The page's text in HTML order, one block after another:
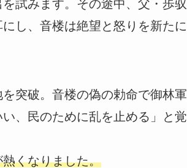
試みます。その途中、父・歩驭
し、音楼は絶望と怒りを新たに
突破。音楼の偽の勅命で御林軍
、民のために乱を止める」と覚
くなりました。